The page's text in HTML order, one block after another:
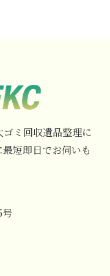
ミ回収遺品整理に
短即日でお伺いも